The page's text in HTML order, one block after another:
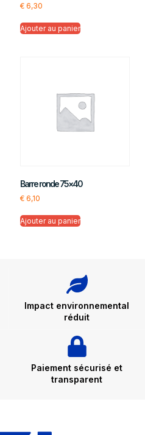
€6,30
Ajouter au panier
Barre ronde 75×40
€6,10
Ajouter au panier
Impact environnemental
réduit
Paiement sécurisé et
transparent